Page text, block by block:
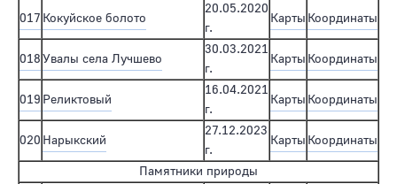
017 Кокуйское болото
20.05.2020
г.
Карты Координаты
018Увалы села Лучшево
30.03.2021
г.
Карты Координаты
019 Реликтовый
16.04.2021
г.
Карты Координаты
020 Нарыкский
27.12.2023
г.
Карты Координаты
Памятники природы